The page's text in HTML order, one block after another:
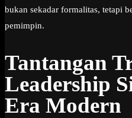
bukan sekadar formalitas, tetapi
pemimpin.
Tantangan
Leadership
Era Modern